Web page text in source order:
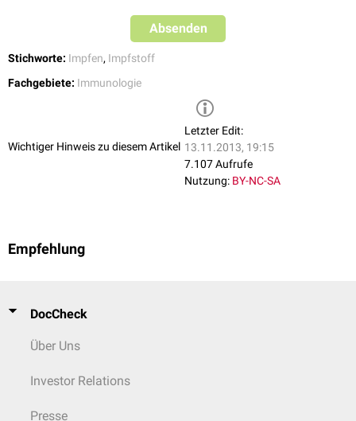
Absenden
Stichworte: Impfen, Impfstoff
Fachgebiete: Immunologie
Wichtiger Hinweis zu diesem Artikel
Letzter Edit:
13.11.2013, 19:15
7.107 Aufrufe
Nutzung: BY-NC-SA
Empfehlung
DocCheck
Über Uns
Investor Relations
Presse